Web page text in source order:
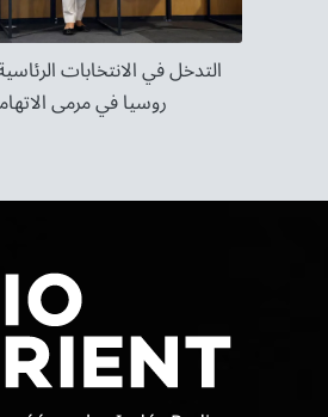
التدخل في الانتخابات
روسيا في مرمى